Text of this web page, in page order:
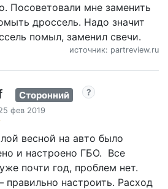
Посоветовали мне заменить
дроссель. Надо значит
помыл, заменил свечи.
источник: partreview.ru
Сторонний
фев 2019
весной на авто было
и настроено ГБО. Все
почти год, проблем нет.
правильно настроить. Расход